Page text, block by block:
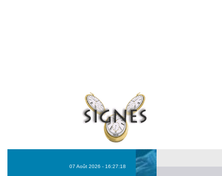
07 Août 2026 - 16:27:18